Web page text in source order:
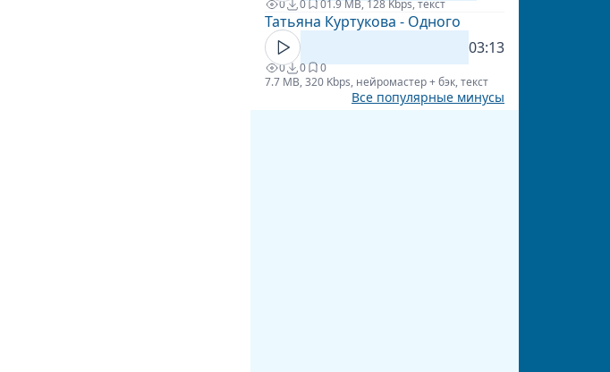
0 0 01.9 MB, 128 Kbps, текст
Татьяна Куртукова - Одного
03:13
0 0
0
7.7 MB, 320 Kbps, нейромастер + бэк, текст
Все популярные минусы